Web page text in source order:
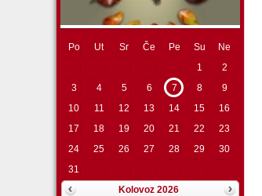
Po Ut Sr Če Pe Su
Ne
1
2
3
4 5 6 7 8
9
10
11 12 13 14 15
16
17
18 19 20 21 22
23
24
25 26 27 28 29
30
31
Kolovoz 2026